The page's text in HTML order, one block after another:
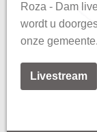
Roza - Dam
wordt u
onze gemeente.
Livestream